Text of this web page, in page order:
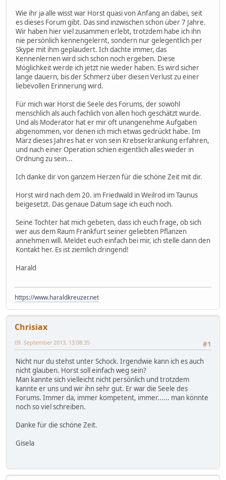
Wie ihr ja alle wisst war Horst quasi von Anfang an dabei, seit
es dieses Forum gibt. Das sind inzwischen schon über 7 Jahre.
Wir haben hier viel zusammen erlebt, trotzdem habe ich ihn
nie persönlich kennengelernt, sondern nur gelegentlich per
Skype mit ihm geplaudert. Ich dachte immer, das
Kennenlernen wird sich schon noch ergeben. Diese
Möglichkeit werde ich jetzt nie wieder haben. Es wird sicher
lange dauern, bis der Schmerz über diesen Verlust zu einer
liebevollen Erinnerung wird.
Für mich war Horst die Seele des Forums, der sowohl
menschlich als auch fachlich von allen hoch geschätzt wurde.
Und als Moderator hat er mir oft unangenehme Aufgaben
abgenommen, vor denen ich mich etwas gedrückt habe. Im
März dieses Jahres hat er von sein Krebserkrankung erfahren,
und nach einer Operation schien eigentlich alles wieder in
Ordnung zu sein...
Ich danke dir von ganzem Herzen für die schöne Zeit mit dir.
Horst wird nach dem 20. im Friedwald in Weilrod im Taunus
beigesetzt. Das genaue Datum sage ich euch noch.
Seine Tochter hat mich gebeten, dass ich euch frage, ob sich
wer aus dem Raum Frankfurt seiner geliebten Pflanzen
annehmen will. Meldet euch einfach bei mir, ich stelle dann den
Kontakt her. Es ist ziemlich dringend!
Harald
https://www.haraldkreuzer.net
Chrisiax
#1
09. September 2013, 13:08:35
Nicht nur du stehst unter Schock. Irgendwie kann ich es auch
nicht glauben. Horst soll einfach weg sein?
Man kannte sich vielleicht nicht persönlich und trotzdem
kannte er uns und wir ihn sehr gut. Er war die Seele des
Forums. Immer da, immer kompetent, immer...... man könnte
noch so viel schreiben.
Danke für die schöne Zeit.
Gisela